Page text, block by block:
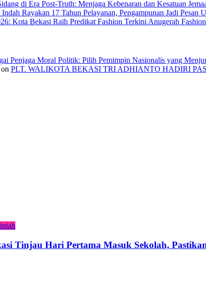
di Era Post-Truth: Menjaga Kebenaran dan Kesatuan
Rayakan 17 Tahun Pelayanan, Pengampunan Jadi Pesan
Kota Bekasi Raih Predikat Fashion Terkini Anugerah
Penjaga Moral Politik: Pilih Pemimpin Nasionalis yang
on PLT. WALIKOTA BEKASI TRI ADHIANTO HADIRI
Tinjau Hari Pertama Masuk Sekolah,